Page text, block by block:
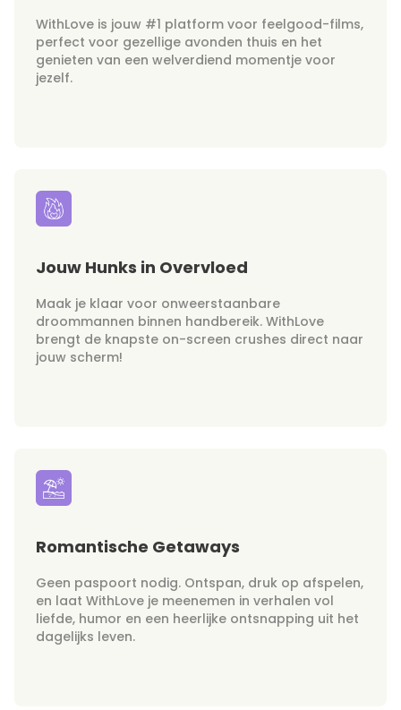
WithLove is jouw #1 platform voor feelgood-films,
perfect voor gezellige avonden thuis en het
genieten van een welverdiend momentje voor
jezelf.
Jouw Hunks in Overvloed
Maak je klaar voor onweerstaanbare
droommannen binnen handbereik. WithLove
brengt de knapste on-screen crushes direct naar
jouw scherm!
Romantische Getaways
Geen paspoort nodig. Ontspan, druk op afspelen,
en laat WithLove je meenemen in verhalen vol
liefde, humor en een heerlijke ontsnapping uit het
dagelijks leven.